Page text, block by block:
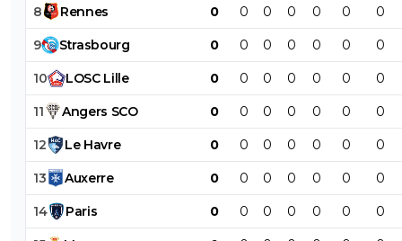
8 Rennes 0 0 0 0 0 0 0
9 Strasbourg 0 0 0 0 0 0 0
10 LOSC Lille 0 0 0 0 0 0 0
11 Angers SCO 0 0 0 0 0 0 0
12 Le Havre 0 0 0 0 0 0 0
13 Auxerre 0 0 0 0 0 0 0
14 Paris 0 0 0 0 0 0 0